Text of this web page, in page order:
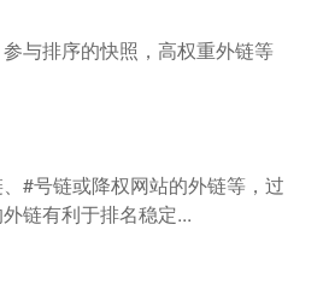
与排序的快照，高权重外链等
#号链或降权网站的外链等，过
链有利于排名稳定...